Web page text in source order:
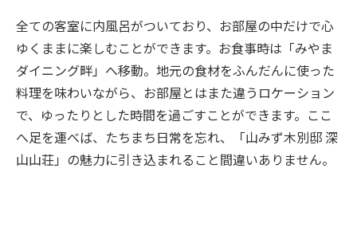
全ての客室に内風呂がついており、お部屋の中だけで心
ゆくままに楽しむことができます。お食事時は「みやま
ダイニング畔」へ移動。地元の食材をふんだんに使った
料理を味わいながら、お部屋とはまた違うロケーション
で、ゆったりとした時間を過ごすことができます。ここ
へ足を運べば、たちまち日常を忘れ、「山みず木別邸 深
山山荘」の魅力に引き込まれること間違いありません。